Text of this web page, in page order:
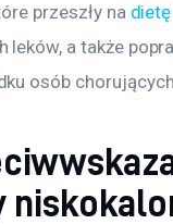
przeszły na
a także
osób